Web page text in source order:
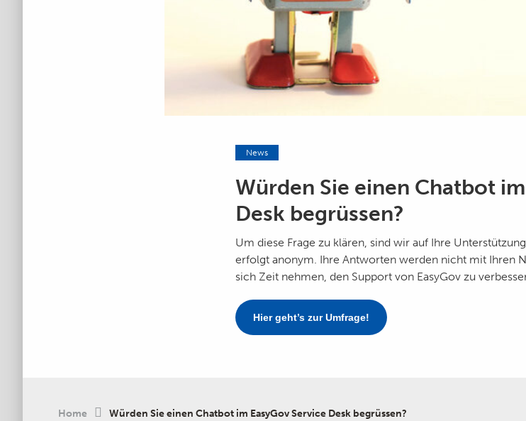
News
Würden Sie einen Chatbot
Desk begrüssen?
Um diese Frage zu klären, sind wir auf Ihre
erfolgt anonym. Ihre Antworten werden nicht mit Ihren
sich Zeit nehmen, den Support von EasyGov zu
Hier geht’s zur Umfrage!
Home Würden Sie einen Chatbot im EasyGov Service Desk begrüssen?